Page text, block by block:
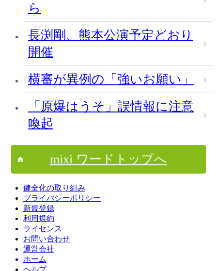
ら
長渕剛、熊本公演予定どおり
開催
横審が異例の「強いお願い」
「原爆はうそ」誤情報に注意
喚起
mixi ワードトップへ
健全化の取り組み
プライバシーポリシー
新規登録
利用規約
ライセンス
お問い合わせ
運営会社
ホーム
ヘルプ